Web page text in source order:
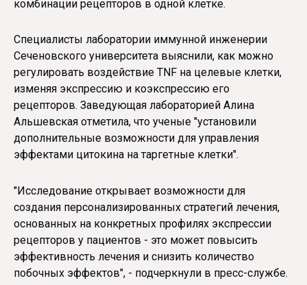
комбинации рецепторов в одной клетке.
Специалисты лаборатории иммунной инженерии
Сеченовского университета выяснили, как можно
регулировать воздействие TNF на целевые клетки,
изменяя экспрессию и коэкспрессию его
рецепторов. Заведующая лабораторией Алина
Альшевская отметила, что ученые "установили
дополнительные возможности для управления
эффектами цитокина на таргетные клетки".
"Исследование открывает возможности для
создания персонализированных стратегий лечения,
основанных на конкретных профилях экспрессии
рецепторов у пациентов - это может повысить
эффективность лечения и снизить количество
побочных эффектов", - подчеркнули в пресс-службе.